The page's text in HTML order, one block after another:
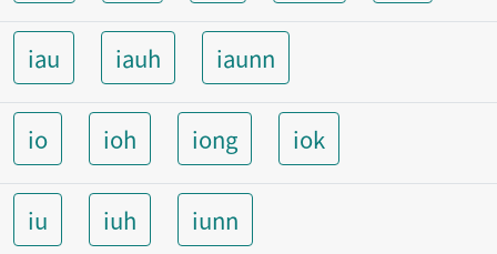
iau iauh iaunn
io ioh iong iok
iu iuh iunn